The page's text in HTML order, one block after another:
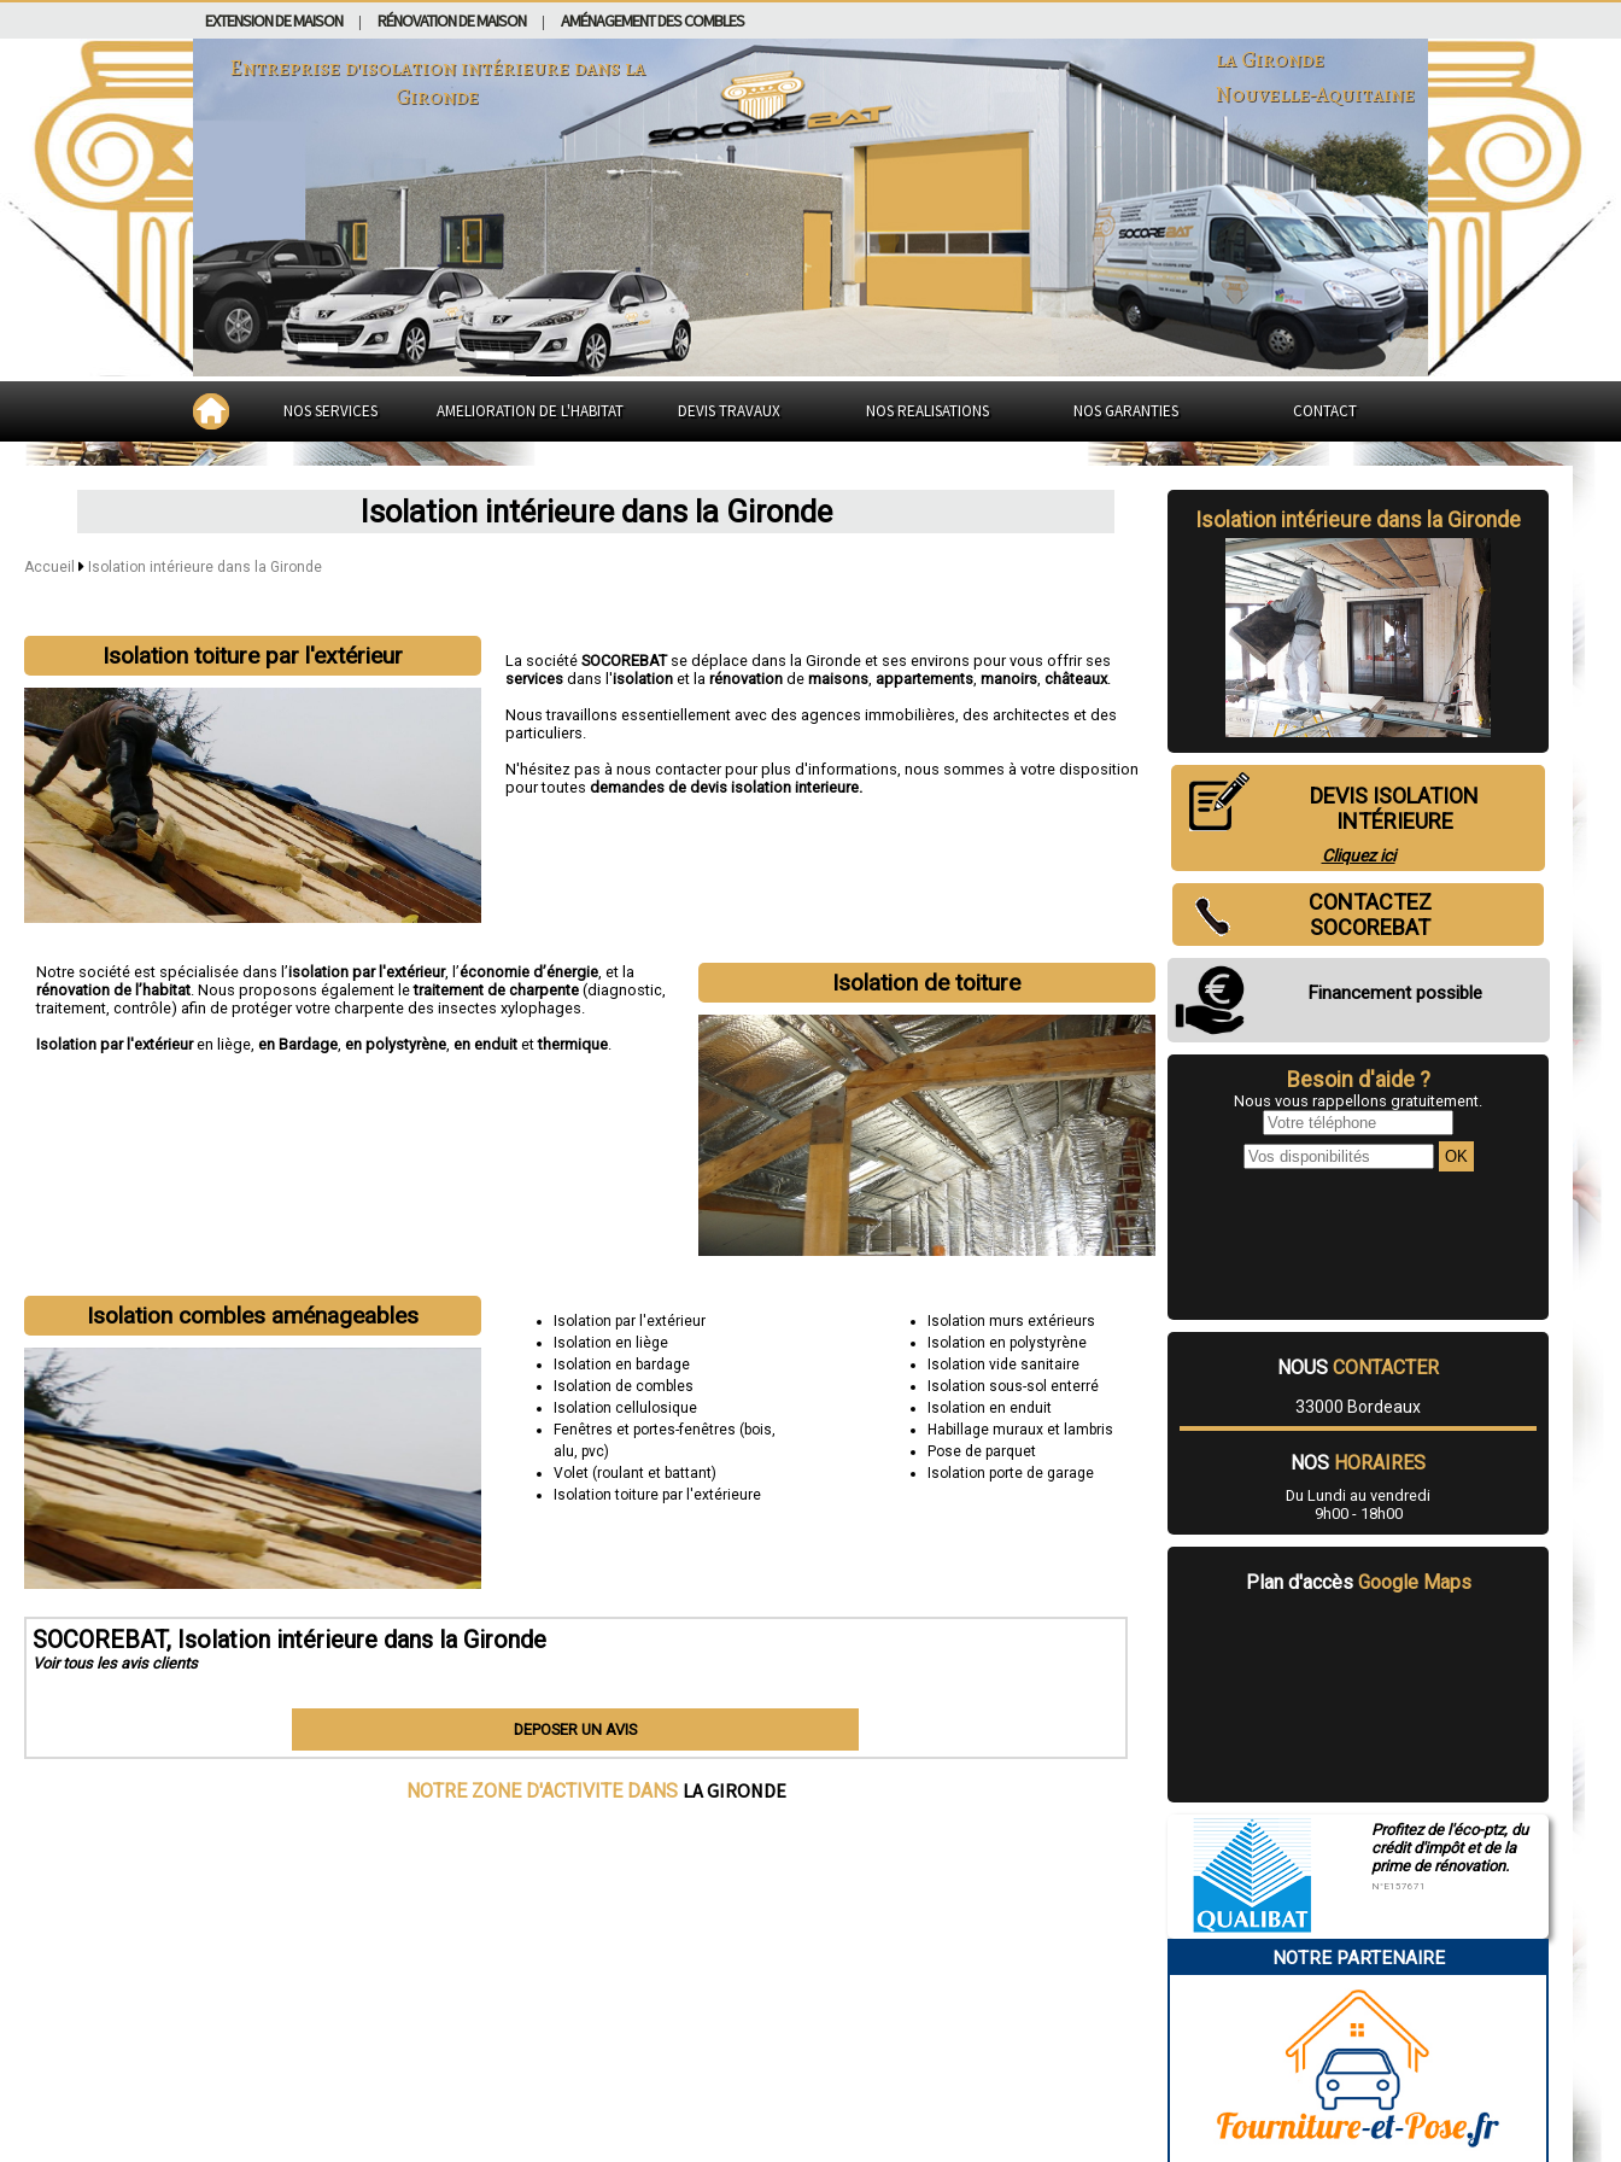
EXTENSION DE MAISON RÉNOVATION DE MAISON AMÉNAGEMENT DES COMBLES
Entreprise d'isolation intérieure dansla
Gironde
la Gironde
Nouvelle-Aquitaine
NOS SERVICES AMELIORATION DE L'HABITAT DEVIS TRAVAUX NOS REALISATIONS NOS GARANTIES CONTACT
Isolation intérieure dans la Gironde
Accueil Isolation intérieure dans la Gironde
Isolation toiture par l'extérieur La sociétéSOCOREBATse déplace dans la Gironde et ses environs pour vous offrir ses
services dans l'isolation et larénovation demaisons appartements ,manoirs ,châteaux.
Nous travaillons essentiellement avec des agences immobilières, des architectes et des
particuliers.
N'hésitez pas à nous contacter pour plus d'informations, nous sommes à votre disposition
pour toutesdemandes de devis isolation interieure.
Isolation de toiture
Notre société est spécialisée dans l’isolation par l'extérieur, l’économie d’énergie , et la
rénovation de l’habitat . Nous proposons également letraitement de charpente (diagnostic,
traitement, contrôle) afin de protéger votre charpente des insectes xylophages.
Isolation par l'extérieuren liège, en Bardage en polystyrène en enduit etthermique
Isolation combles aménageables
Isolation par l'extérieur
Isolation en liège
Isolation en bardage
Isolation de combles
Isolation cellulosique
Fenêtres et portes-fenêtres (bois,
alu, pvc)
Volet (roulant et battant)
Isolation toiture par l'extérieure
Isolation murs extérieurs
Isolation en polystyrène
Isolation vide sanitaire
Isolation sous-sol enterré
Isolation en enduit
Habillage muraux et lambris
Pose de parquet
Isolation porte de garage
SOCOREBAT, Isolation intérieure dans la Gironde
Voir tous les avis clients
DEPOSER UN AVIS
NOTRE ZONE D'ACTIVITE DANS LA GIRONDE
Isolation intérieure dans la Gironde
DEVIS ISOLATION
INTÉRIEURE
Cliquez ici
CONTACTEZ
SOCOREBAT
Financement possible
Besoin d'aide ?
Nous vous rappellons gratuitement.
NOUS CONTACTER
33000 Bordeaux
NOS HORAIRES
Du Lundi au vendredi
9h00 - 18h00
Plan d'accès Google Maps
Profitez de l'éco-ptz, du
crédit d'impôt et de la
prime de rénovation.
N°E157671
NOTRE PARTENAIRE